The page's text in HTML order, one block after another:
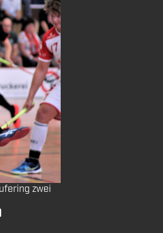
zwei